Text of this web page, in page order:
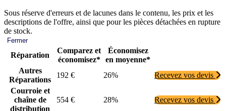
Sous réserve d'erreurs et de lacunes dans le contenu, les prix et les
descriptions de l'offre, ainsi que pour les pièces détachées en rupture
de stock.
Fermer
Réparation
Comparez et
économisez*
Économisez
en moyenne*
Autres
Réparations
192 € 26%
Recevez vos devis
Courroie et
chaîne de
distribution
554 € 28% Recevez vos devis